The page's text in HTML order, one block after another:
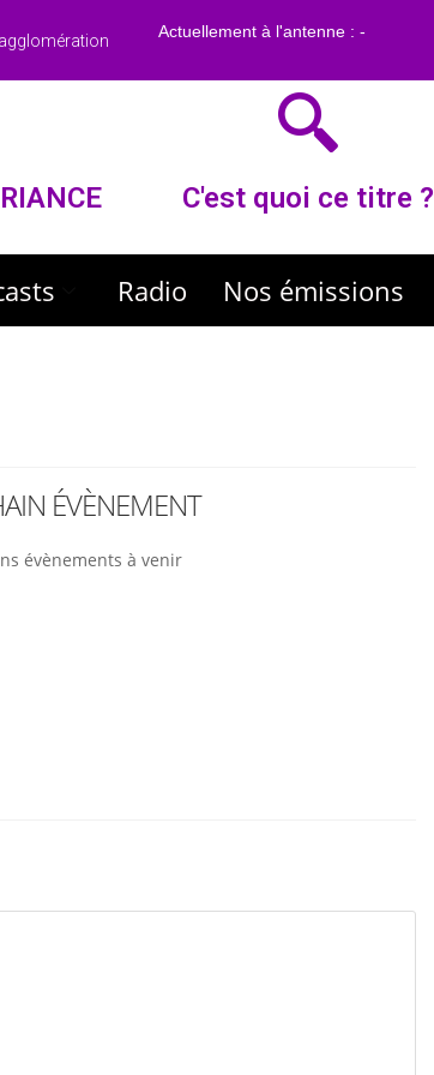
C'est quoi ce titre ?
Radio Nos émissions
ÉVÈNEMENT
évènements à venir